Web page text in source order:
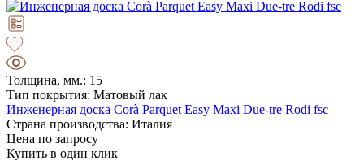
Толщина, мм.: 15
Тип покрытия: Матовый лак
Инженерная доска Corà Parquet Easy Maxi Due-tre Rodi fsc
Страна производства: Италия
Цена по запросу
Купить в один клик